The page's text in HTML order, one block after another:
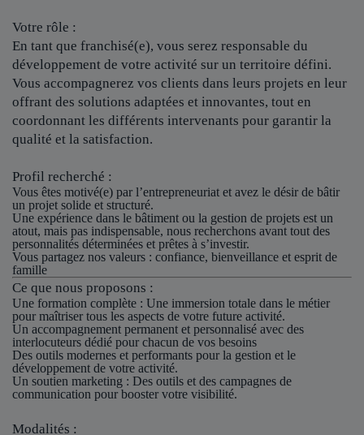
Votre rôle :
En tant que franchisé(e), vous serez responsable du
développement de votre activité sur un territoire défini.
Vous accompagnerez vos clients dans leurs projets en leur
offrant des solutions adaptées et innovantes, tout en
coordonnant les différents intervenants pour garantir la
qualité et la satisfaction.
Profil recherché :
Vous êtes motivé(e) par l’entrepreneuriat et avez le désir de bâtir
un projet solide et structuré.
Une expérience dans le bâtiment ou la gestion de projets est un
atout, mais pas indispensable, nous recherchons avant tout des
personnalités déterminées et prêtes à s’investir.
Vous partagez nos valeurs : confiance, bienveillance et esprit de
famille
Ce que nous proposons :
Une formation complète : Une immersion totale dans le métier
pour maîtriser tous les aspects de votre future activité.
Un accompagnement permanent et personnalisé avec des
interlocuteurs dédié pour chacun de vos besoins
Des outils modernes et performants pour la gestion et le
développement de votre activité.
Un soutien marketing : Des outils et des campagnes de
communication pour booster votre visibilité.
Modalités :